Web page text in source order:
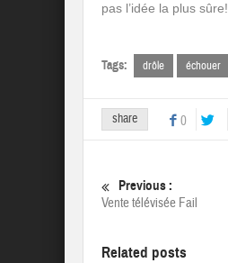
pas l’idée la plus sûre!
Tags: drôle échouer
share 0
Previous :
Vente télévisée Fail
Related posts